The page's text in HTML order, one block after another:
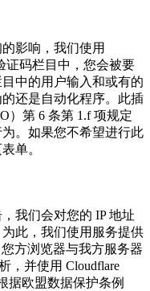
影响，我们使用
证码栏目中，您会被要
中的用户输入和或有的
还是自动化程序。此插
）第 6 条第 1.f 项规定
。如果您不希望进行此
单。
我们会对您的 IP 地址
此，我们使用服务提供
方浏览器与我方服务器
，并使用 Cloudflare
据欧盟数据保护条例